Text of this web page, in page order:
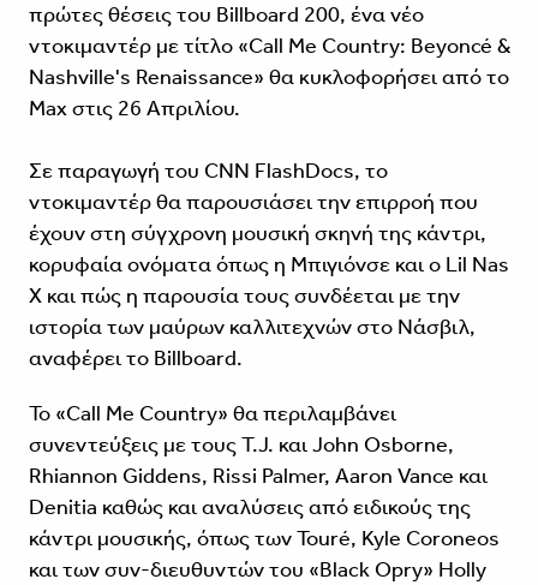
πρώτες θέσεις του Billboard 200, ένα νέο
ντοκιμαντέρ με τίτλο «Call Me Country: Beyoncé &
Nashville's Renaissance» θα κυκλοφορήσει από το
Max στις 26 Απριλίου.
Σε παραγωγή του CNN FlashDocs, το
ντοκιμαντέρ θα παρουσιάσει την επιρροή που
έχουν στη σύγχρονη μουσική σκηνή της κάντρι,
κορυφαία ονόματα όπως η Μπιγιόνσε και ο Lil Nas
X και πώς η παρουσία τους συνδέεται με την
ιστορία των μαύρων καλλιτεχνών στο Νάσβιλ,
αναφέρει το Billboard.
Το «Call Me Country» θα περιλαμβάνει
συνεντεύξεις με τους T.J. και John Osborne,
Rhiannon Giddens, Rissi Palmer, Aaron Vance και
Denitia καθώς και αναλύσεις από ειδικούς της
κάντρι μουσικής, όπως των Touré, Kyle Coroneos
και των συν-διευθυντών του «Black Opry» Holly